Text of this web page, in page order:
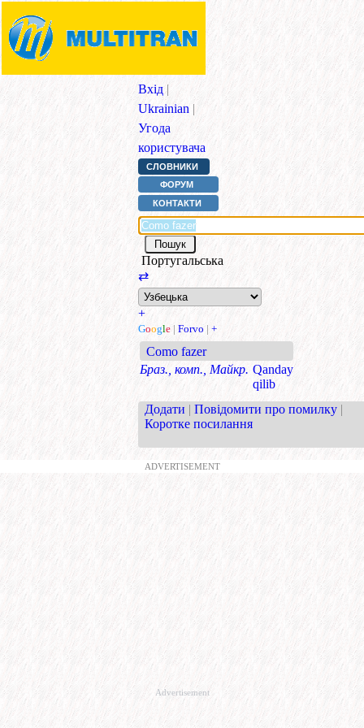
Вхід |
Ukrainian |
Угода
користувача
СЛОВНИКИ
ФОРУМ
КОНТАКТИ
Португальська
⇄
+
Google | Forvo | +
Como fazer
Браз., комп., Майкр. Qanday
qilib
Додати | Повідомити про помилку |
Коротке посилання
ADVERTISEMENT
Advertisement